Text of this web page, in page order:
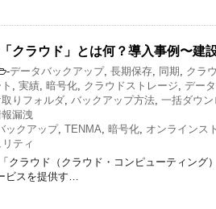
クラウド」とは何？導入事例〜建
-データバックアップ, 長期保存, 同期, クラ
, 実績, 暗号化, クラウドストレージ, デー
りフォルダ, バックアップ方法, 一括ダウン
漏洩
ックアップ, TENMA, 暗号化, オンラインス
ティ
クラウド（クラウド・コンピューティング
ビスを提供す…